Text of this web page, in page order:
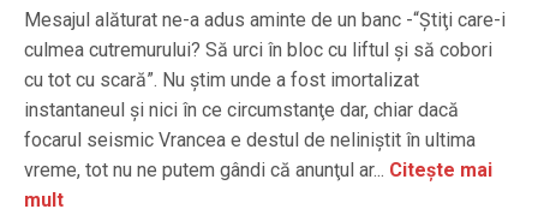
Mesajul alăturat ne-a adus aminte de un banc -“Ştiţi care-i
culmea cutremurului? Să urci în bloc cu liftul şi să cobori
cu tot cu scară”. Nu ştim unde a fost imortalizat
instantaneul şi nici în ce circumstanţe dar, chiar dacă
focarul seismic Vrancea e destul de neliniştit în ultima
vreme, tot nu ne putem gândi că anunţul ar... Citește mai
mult